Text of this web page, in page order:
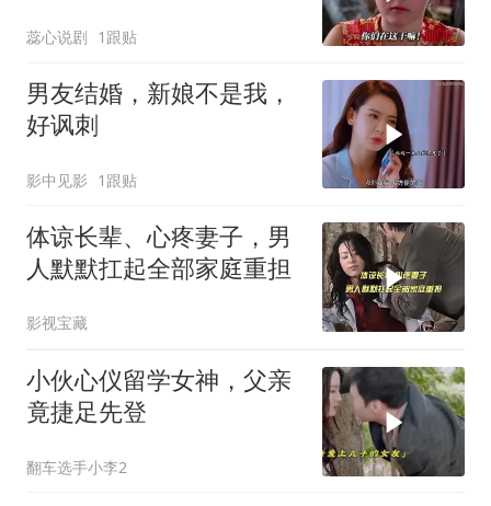
蕊心说剧 1跟贴
男友结婚，新娘不是我，
好讽刺
影中见影 1跟贴
体谅长辈、心疼妻子，男
人默默扛起全部家庭重担
影视宝藏
小伙心仪留学女神，父亲
竟捷足先登
翻车选手小李2